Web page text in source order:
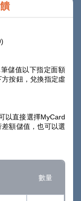
筆儲值以下指定面額
方按鈕，兌換指定虛
以直接選擇MyCard
額儲值，也可以選
數量